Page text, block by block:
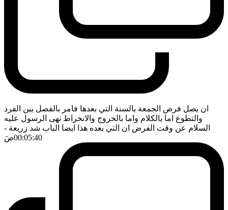
ان يصل فرض الجمعة بالسنة التي بعدها فامر بالفصل بين الفرد
والتطوع اما بالكلام واما بالخروج والانخراط نهى الرسول عليه
السلام عن وقت الفرض ان التي بعده هذا ايضا الباب شد زريعة -
00:05:40ضَ